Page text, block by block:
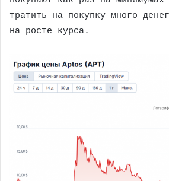
тратить на покупку много
на росте курса.